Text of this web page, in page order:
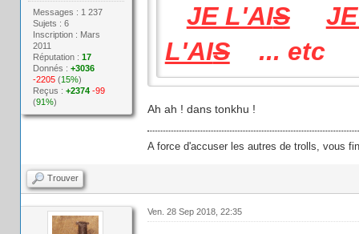
Messages : 1 237
Sujets : 6
Inscription : Mars
2011
Réputation :17
Donnés :+3036
-2205 (15%)
Reçus :+2374 -99
(91%)
JE L'AIS
L'AIS... etc
Ah ah ! dans tonkhu !
A force d'accuser les autres de trolls, vous
Trouver
Ven. 28 Sep 2018, 22:35